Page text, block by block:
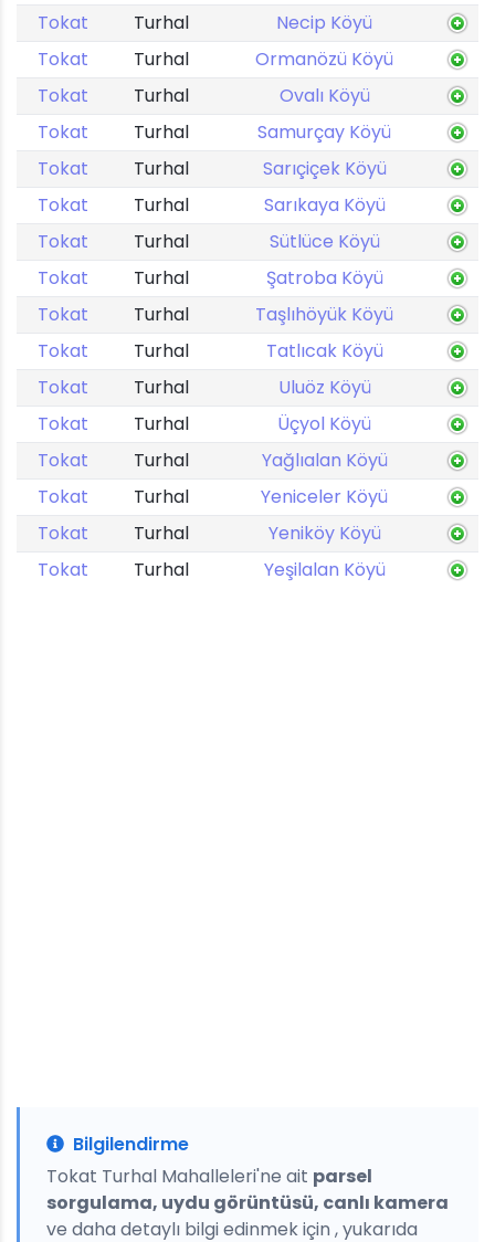
Tokat
Turhal
Necip Köyü
Tokat
Turhal
Ormanözü Köyü
Tokat
Turhal
Ovalı Köyü
Tokat
Turhal
Samurçay Köyü
Tokat
Turhal
Sarıçiçek Köyü
Tokat
Turhal
Sarıkaya Köyü
Tokat
Turhal
Sütlüce Köyü
Tokat
Turhal
Şatroba Köyü
Tokat
Turhal
Taşlıhöyük Köyü
Tokat
Turhal
Tatlıcak Köyü
Tokat
Turhal
Uluöz Köyü
Tokat
Turhal
Üçyol Köyü
Tokat
Turhal
Yağlıalan Köyü
Tokat
Turhal
Yeniceler Köyü
Tokat
Turhal
Yeniköy Köyü
Tokat
Turhal Yeşilalan Köyü
Bilgilendirme
Tokat Turhal Mahalleleri'ne ait parsel
sorgulama, uydu görüntüsü, canlı kamera
ve daha detaylı bilgi edinmek için , yukarıda